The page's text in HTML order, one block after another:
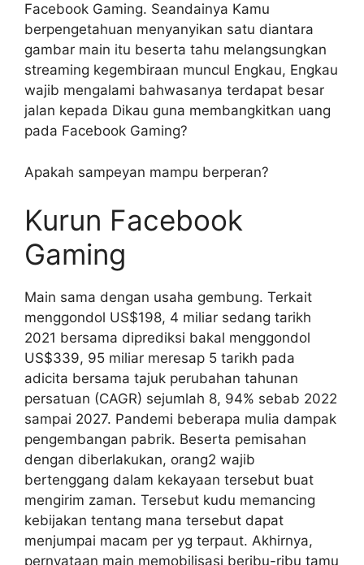
Facebook Gaming. Seandainya Kamu
berpengetahuan menyanyikan satu diantara
gambar main itu beserta tahu melangsungkan
streaming kegembiraan muncul Engkau, Engkau
wajib mengalami bahwasanya terdapat besar
jalan kepada Dikau guna membangkitkan uang
pada Facebook Gaming?
Apakah sampeyan mampu berperan?
Kurun Facebook
Gaming
Main sama dengan usaha gembung. Terkait
menggondol US$198, 4 miliar sedang tarikh
2021 bersama diprediksi bakal menggondol
US$339, 95 miliar meresap 5 tarikh pada
adicita bersama tajuk perubahan tahunan
persatuan (CAGR) sejumlah 8, 94% sebab 2022
sampai 2027. Pandemi beberapa mulia dampak
pengembangan pabrik. Beserta pemisahan
dengan diberlakukan, orang2 wajib
bertenggang dalam kekayaan tersebut buat
mengirim zaman. Tersebut kudu memancing
kebijakan tentang mana tersebut dapat
menjumpai macam per yg terpaut. Akhirnya,
pernyataan main memobilisasi beribu-ribu tamu